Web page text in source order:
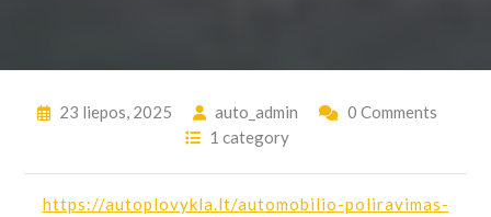
23 liepos, 2025 auto_admin
0 Comments
1 category
https://autoplovykla.lt/automobilio-poliravimas-